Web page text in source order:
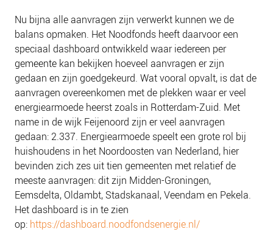
Nu bijna alle aanvragen zijn verwerkt kunnen we de
balans opmaken. Het Noodfonds heeft daarvoor een
speciaal dashboard ontwikkeld waar iedereen per
gemeente kan bekijken hoeveel aanvragen er zijn
gedaan en zijn goedgekeurd. Wat vooral opvalt, is dat de
aanvragen overeenkomen met de plekken waar er veel
energiearmoede heerst zoals in Rotterdam-Zuid. Met
name in de wijk Feijenoord zijn er veel aanvragen
gedaan: 2.337. Energiearmoede speelt een grote rol bij
huishoudens in het Noordoosten van Nederland, hier
bevinden zich zes uit tien gemeenten met relatief de
meeste aanvragen: dit zijn Midden-Groningen,
Eemsdelta, Oldambt, Stadskanaal, Veendam en Pekela.
Het dashboard is in te zien
op: https://dashboard.noodfondsenergie.nl/